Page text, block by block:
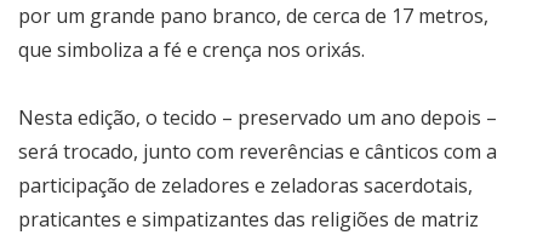
por um grande pano branco, de cerca de 17 metros,
que simboliza a fé e crença nos orixás.
Nesta edição, o tecido – preservado um ano depois –
será trocado, junto com reverências e cânticos com a
participação de zeladores e zeladoras sacerdotais,
praticantes e simpatizantes das religiões de matriz